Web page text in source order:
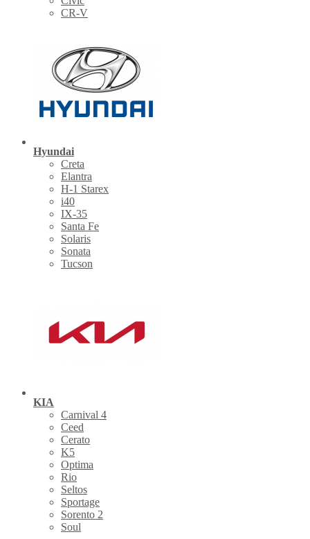
CR-V
Hyundai
Creta
Elantra
H-1 Starex
i40
IX-35
Santa Fe
Solaris
Sonata
Tucson
KIA
Carnival 4
Ceed
Cerato
K5
Optima
Rio
Seltos
Sportage
Sorento 2
Soul